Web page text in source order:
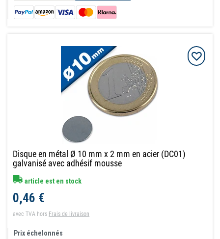
Disque en métal Ø 10 mm x 2 mm en acier (DC01)
galvanisé avec adhésif mousse
article est en stock
0,46 €
avec TVA hors Frais de livraison
Prix échelonnés